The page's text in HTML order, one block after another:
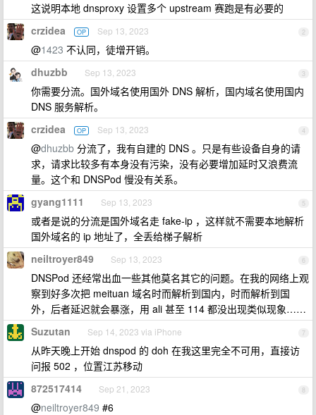
这说明本地 dnsproxy 设置多个 upstream 赛跑是有必要的
2
crzidea OP Sep 13, 2023
@1423 不认同，徒增开销。
3
dhuzbb Sep 13, 2023
你需要分流。国外域名使用国外 DNS 解析，国内域名使用国内
DNS 服务解析。
4
crzidea OP Sep 13, 2023
@dhuzbb 分流了，我有自建的 DNS 。只是有些设备自身的请
求，请求比较多有本身没有污染，没有必要增加延时又浪费流
量。这个和 DNSPod 慢没有关系。
5
gyang1111 Sep 13, 2023
或者是说的分流是国外域名走 fake-ip ，这样就不需要本地解析
国外域名的 ip 地址了，全丢给梯子解析
6
neiltroyer849 Sep 13, 2023
DNSPod 还经常出血一些其他莫名其它的问题。在我的网络上观
察到好多次把 meituan 域名时而解析到国内，时而解析到国
外，后者延迟就会暴涨，用 ali 甚至 114 都没出现类似现象……
7
Suzutan Sep 14, 2023 via iPhone
从昨天晚上开始 dnspod 的 doh 在我这里完全不可用，直接访
问报 502 ，位置江苏移动
8
872517414 Sep 21, 2023
@neiltroyer849 #6